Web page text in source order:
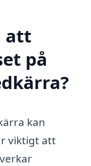
att
på
kan
viktigt att